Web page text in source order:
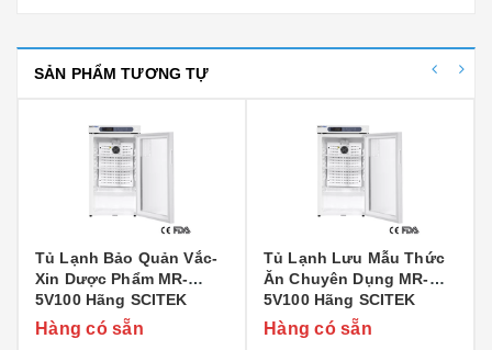
SẢN PHẨM TƯƠNG TỰ
Tủ Lạnh Bảo Quản Vắc-
Xin Dược Phẩm MR-
5V100 Hãng SCITEK
Hàng có sẵn
Tủ Lạnh Lưu Mẫu Thức
Ăn Chuyên Dụng MR-
5V100 Hãng SCITEK
Hàng có sẵn